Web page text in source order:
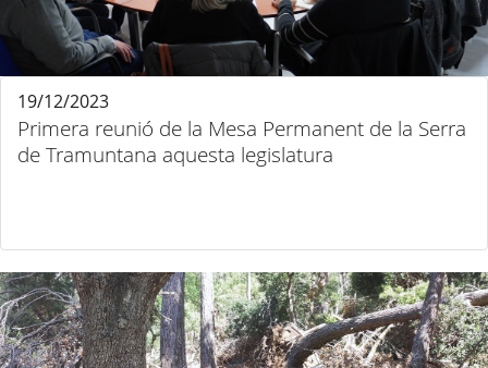
Primera reunió de la Mesa Permanent de la Serra
de Tramuntana aquesta legislatura
19/12/2023